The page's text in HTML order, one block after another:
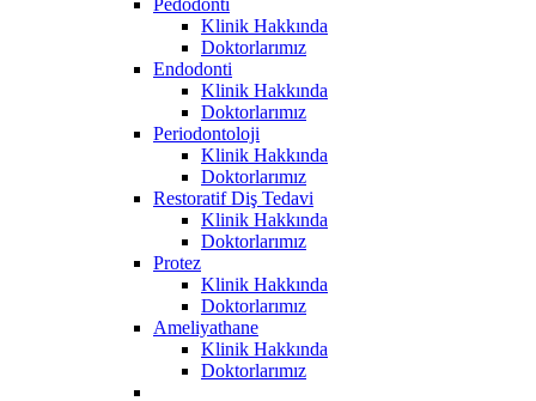
Klinik Hakkında
Doktorlarımız
Endodonti
Klinik Hakkında
Doktorlarımız
Periodontoloji
Klinik Hakkında
Doktorlarımız
Restoratif Diş Tedavi
Klinik Hakkında
Doktorlarımız
Protez
Klinik Hakkında
Doktorlarımız
Ameliyathane
Klinik Hakkında
Doktorlarımız